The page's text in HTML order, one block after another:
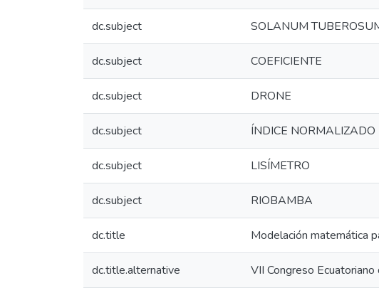
dc.subject SOLANUM
dc.subject COEFICIENTE
dc.subject DRONE
dc.subject ÍNDICE NORMALIZADO
dc.subject LISÍMETRO
dc.subject RIOBAMBA
dc.title Modelación matemática
dc.title.alternative VII Congreso Ecuatoriano